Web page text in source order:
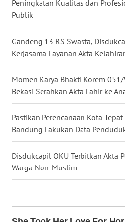
Peningkatan Kualitas dan
Publik
Gandeng 13 RS Swasta,
Kerjasama Layanan Akta
Momen Karya Bhakti Korem
Bekasi Serahkan Akta Lahir ke
Pastikan Perencanaan Kota
Bandung Lakukan Data
Disdukcapil OKU Terbitkan Akta
Warga Non-Muslim
WN
DANAU
WN
WN
LANGKAT
WN
TAPANULI
WN